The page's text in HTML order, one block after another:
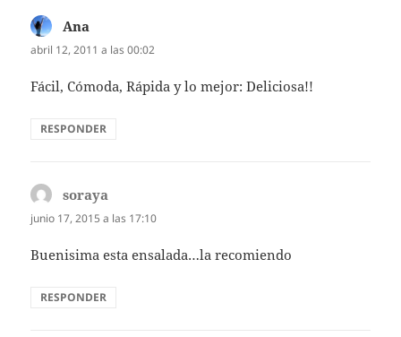
Ana
abril 12, 2011 a las 00:02
Fácil, Cómoda, Rápida y lo mejor: Deliciosa!!
RESPONDER
soraya
junio 17, 2015 a las 17:10
Buenisima esta ensalada…la recomiendo
RESPONDER